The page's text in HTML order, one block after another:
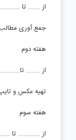
از ...... تا ..........
جمع آوری مطالب
هفته دوم
از .......
تهیه عکس و
هفته سوم
از ........... تا